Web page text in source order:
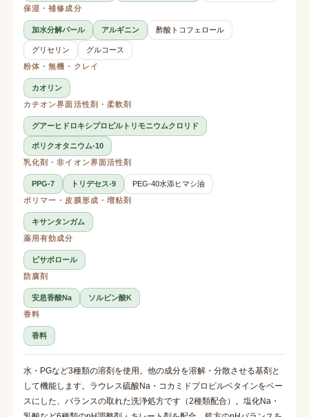
保湿・補修成分
加水分解パール アルギニン 酢酸トコフェロール
グリセリン
グルコース
粉体・無機・クレイ
カオリン
カチオン界面活性剤・柔軟剤
グアーヒドロキシプロピルトリモニウムクロリド
ポリクオタニウム-10
乳化剤・非イオン界面活性剤
PPG-7 トリデセス-9
PEG-40水添ヒマシ油
ポリマー・皮膜形成・増粘剤
キサンタンガム
薬用有効成分
ビサボロール
防腐剤
安息香酸Na
ソルビン酸K
香料
香料
水・PGなど3種類の溶剤を使用。他の成分を溶解・分散させる基剤と
して機能します。ラウレス硫酸Na・コカミドプロピルベタインをベー
スにした、バランスの取れた洗浄処方です（2種類配合）。塩化Na・